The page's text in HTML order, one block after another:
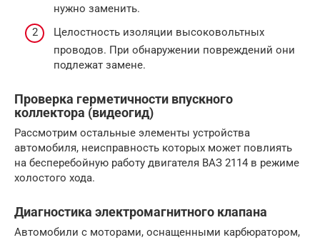
нужно заменить.
Целостность изоляции высоковольтных
проводов. При обнаружении повреждений они
подлежат замене.
Проверка герметичности впускного
коллектора (видеогид)
Рассмотрим остальные элементы устройства
автомобиля, неисправность которых может повлиять
на бесперебойную работу двигателя ВАЗ 2114 в режиме
холостого хода.
Диагностика электромагнитного клапана
Автомобили с моторами, оснащенными карбюратором,